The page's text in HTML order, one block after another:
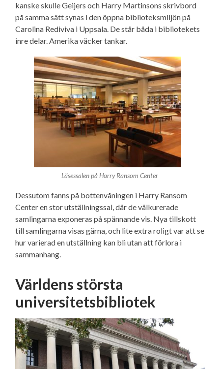
kanske skulle Geijers och Harry Martinsons skrivbord
på samma sätt synas i den öppna biblioteksmiljön på
Carolina Rediviva i Uppsala. De står båda i bibliotekets
inre delar. Amerika väcker tankar.
Läsessalen på Harry Ransom Center
Dessutom fanns på bottenvåningen i Harry Ransom
Center en stor utställningssal, där de välkurerade
samlingarna exponeras på spännande vis. Nya tillskott
till samlingarna visas gärna, och lite extra roligt var att se
hur varierad en utställning kan bli utan att förlora i
sammanhang.
Världens största
universitetsbibliotek